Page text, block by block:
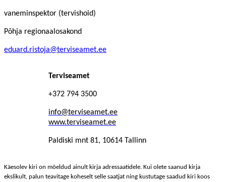
vaneminspektor (tervishoid)
Põhja regionaalosakond
eduard.ristoja@terviseamet.ee
Terviseamet
+372 794 3500
info@terviseamet.ee
www.terviseamet.ee
Paldiski mnt 81, 10614 Tallinn
Käesolev kiri on mõeldud ainult kirja adressaatidele. Kui olete saanud kirja
ekslikult, palun teavitage koheselt selle saatjat ning kustutage saadud kiri koos